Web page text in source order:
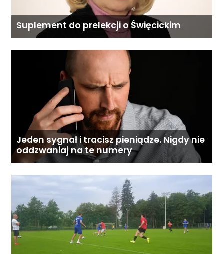
Suplement do prelekcji o Święcickim
Jeden sygnał i tracisz pieniądze. Nigdy nie
oddzwaniaj na te numery